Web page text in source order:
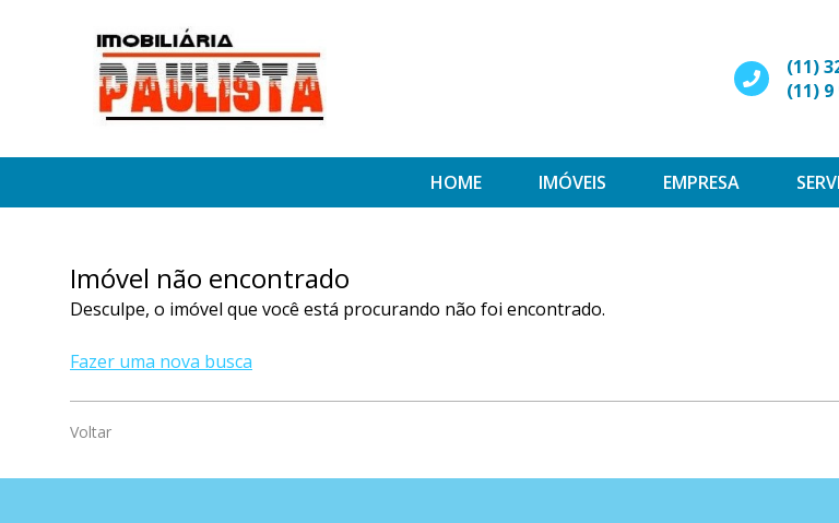
(11)
(11) 9
HOME IMÓVEIS EMPRESA
Imóvel não encontrado
Desculpe, o imóvel que você está procurando não foi encontrado.
Fazer uma nova busca
Voltar